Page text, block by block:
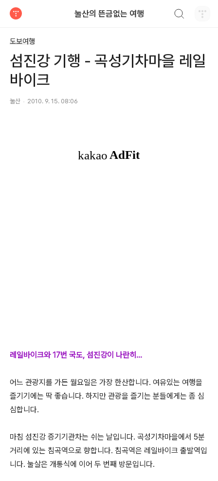
눌산의 뜬금없는 여행
도보여행
섬진강 기행 - 곡성기차마을 레일
바이크
눌산 2010. 9. 15. 08:06
레일바이크와 17번 국도, 섬진강이 나란히...
어느 관광지를 가든 월요일은 가장 한산합니다. 여유있는 여행을
즐기기에는 딱 좋습니다. 하지만 관광을 즐기는 분들에게는 좀 심
심합니다.
마침 섬진강 증기기관차는 쉬는 날입니다. 곡성기차마을에서 5분
거리에 있는 침곡역으로 향합니다. 침곡역은 레일바이크 출발역입
니다. 눌살은 개통식에 이어 두 번째 방문입니다.